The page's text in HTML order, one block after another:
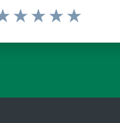
Valuta da 1 a 5 stelle